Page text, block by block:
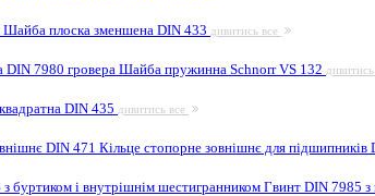
Шайба плоска зменшена DIN 433 дивитись все
7980 гровераШайба пружинна Schnorr VS 132 дивитись
DIN 435 дивитись все
DIN 471 Кільце стопорне зовнішнє для підшипників
буртиком і внутрішнім шестигранникомГвинт DIN 7985 з